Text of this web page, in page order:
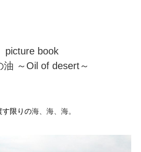
picture book
油 ～Oil of desert～
す限りの海、海、海。